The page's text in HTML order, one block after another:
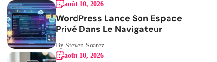
août 10, 2026
WordPress Lance Son Espace
Privé Dans Le Navigateur
By Steven Soarez
août 10, 2026